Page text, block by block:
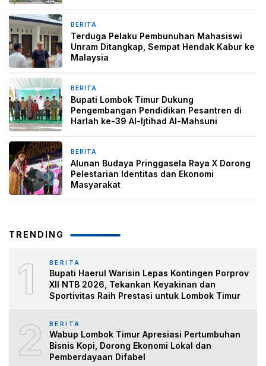
BERITA
Terduga Pelaku Pembunuhan Mahasiswi
Unram Ditangkap, Sempat Hendak Kabur ke
Malaysia
BERITA
Bupati Lombok Timur Dukung
Pengembangan Pendidikan Pesantren di
Harlah ke-39 Al-Ijtihad Al-Mahsuni
BERITA
Alunan Budaya Pringgasela Raya X Dorong
Pelestarian Identitas dan Ekonomi
Masyarakat
TRENDING
1 BERITA
Bupati Haerul Warisin Lepas Kontingen Porprov
XII NTB 2026, Tekankan Keyakinan dan
Sportivitas Raih Prestasi untuk Lombok Timur
2 BERITA
Wabup Lombok Timur Apresiasi Pertumbuhan
Bisnis Kopi, Dorong Ekonomi Lokal dan
Pemberdayaan Difabel